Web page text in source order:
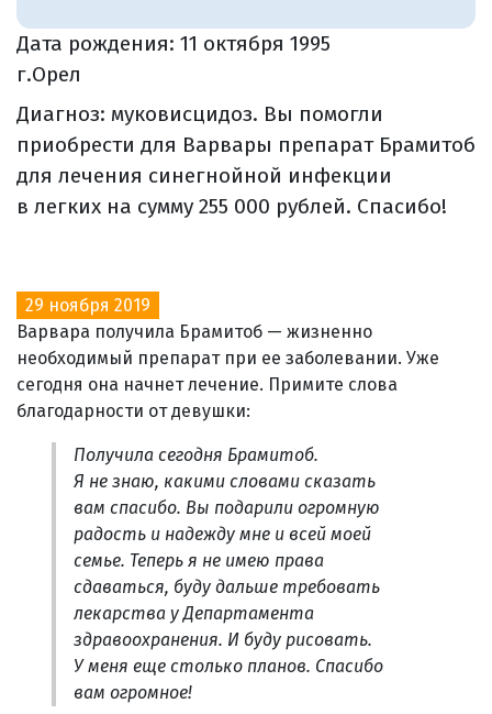
Дата рождения: 11 октября 1995
г.Орел
Диагноз: муковисцидоз. Вы помогли
приобрести для Варвары препарат Брамитоб
для лечения синегнойной инфекции
в легких на сумму 255 000 рублей. Спасибо!
29 ноября 2019
Варвара получила Брамитоб — жизненно
необходимый препарат при ее заболевании. Уже
сегодня она начнет лечение. Примите слова
благодарности от девушки:
Получила сегодня Брамитоб.
Я не знаю, какими словами сказать
вам спасибо. Вы подарили огромную
радость и надежду мне и всей моей
семье. Теперь я не имею права
сдаваться, буду дальше требовать
лекарства у Департамента
здравоохранения. И буду рисовать.
У меня еще столько планов. Спасибо
вам огромное!